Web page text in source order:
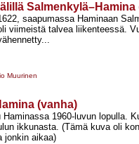
Salmenkylä–Hamina
saapumassa Haminaan
viimeistä talvea liikenteessä.
Muurinen
(vanha)
Haminassa 1960-​luvun lopulla.
ikkunasta. (Tämä kuva oli
jonkin aikaa)